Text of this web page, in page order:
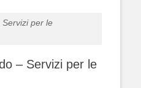
per le
– Servizi per le